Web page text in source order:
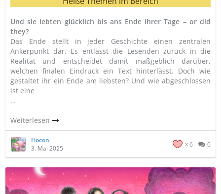
Und sie lebten glücklich bis ans Ende ihrer Tage – or did
they?
Das Ende stellt in jeder Geschichte einen zentralen
Ankerpunkt dar. Es entlässt die Lesenden zurück in die
Realität und entscheidet damit maßgeblich darüber,
welchen finalen Eindruck ein Text hinterlässt. Doch wie
gestaltet ihr ein Ende am liebsten? Und wie abgeschlossen
ist eine
…
Weiterlesen
Flocon
3. Mai 2025
6 0